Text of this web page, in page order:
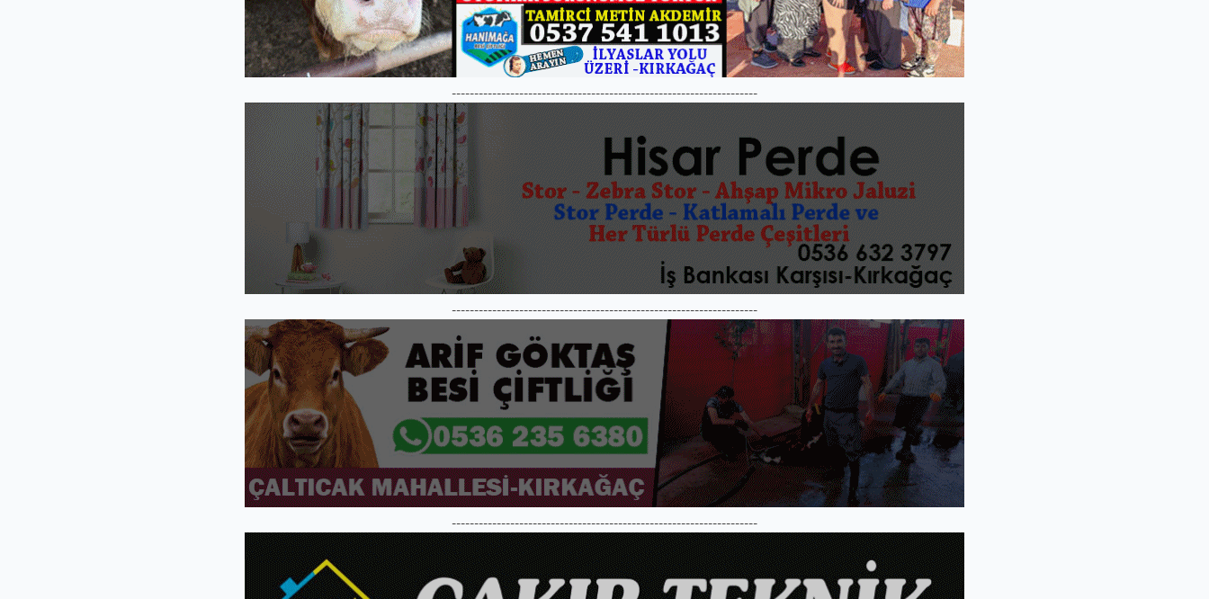
--------------------------------------------------------------------
--------------------------------------------------------------------
--------------------------------------------------------------------